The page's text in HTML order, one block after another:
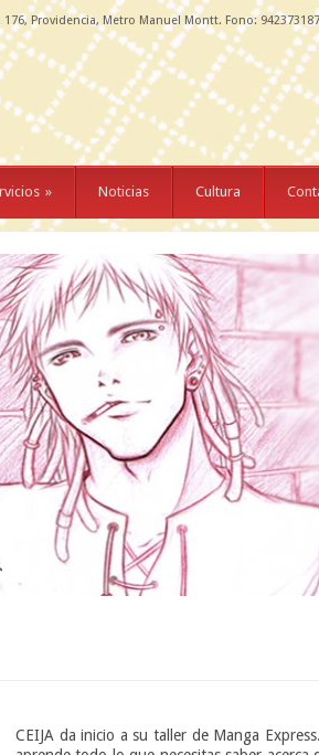
Providencia, Metro Manuel Montt. Fono: 942373187
» Noticias Cultura
CEIJA da inicio a su taller de Manga